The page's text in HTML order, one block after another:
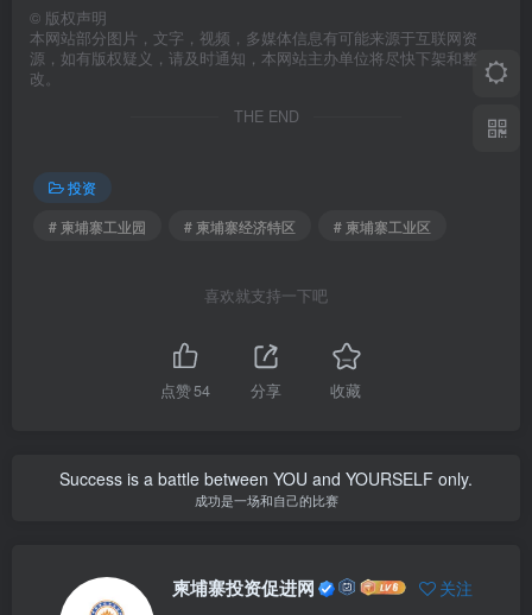
© 版权声明
本网站部分图片，文字，视频，多媒体信息有可能来源于互联网资
源，如有版权疑义，请及时通知，本网站主办单位将尽快下架和整
改。
THE END
投资
# 柬埔寨工业园
# 柬埔寨经济特区 # 柬埔寨工业区
喜欢就支持一下吧
点赞54 分享 收藏
Success is a battle between YOU and YOURSELF only.
成功是一场和自己的比赛
柬埔寨投资促进网 关注